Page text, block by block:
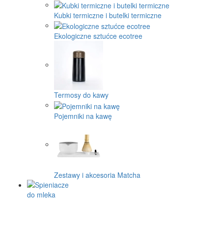
Kubki termiczne i butelki termiczne
Ekologiczne sztućce ecotree
Termosy do kawy
Pojemniki na kawę
Zestawy i akcesoria Matcha